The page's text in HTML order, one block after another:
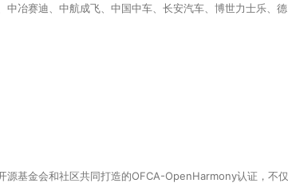
冶赛迪、中航成飞、中国中车、长安汽车、博世力士乐、德
源基金会和社区共同打造的OFCA-OpenHarmony认证，不仅